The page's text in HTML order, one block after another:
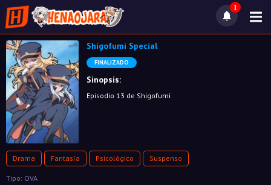
1
Shigofumi Special
FINALIZADO
Sinopsis:
Episodio 13 de Shigofumi
Drama Fantasía Psicológico Suspenso
Tipo: OVA